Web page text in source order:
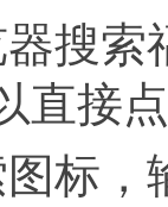
索
直接
标，